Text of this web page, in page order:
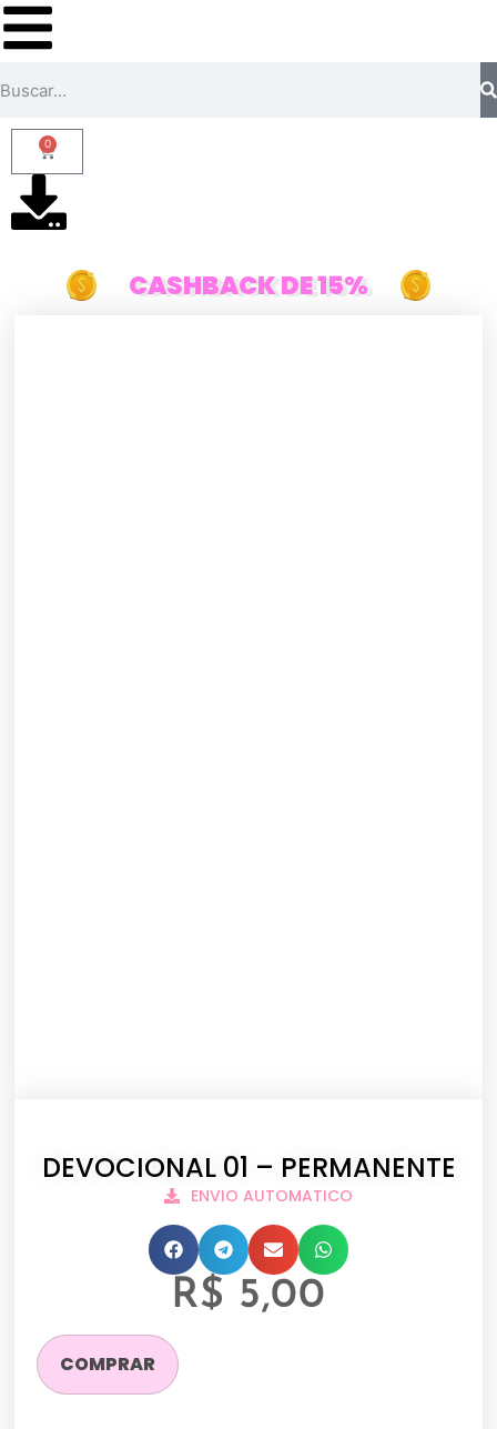
0
CASHBACK DE 15%
DEVOCIONAL 01 – PERMANENTE
ENVIO AUTOMATICO
R$ 5,00
COMPRAR